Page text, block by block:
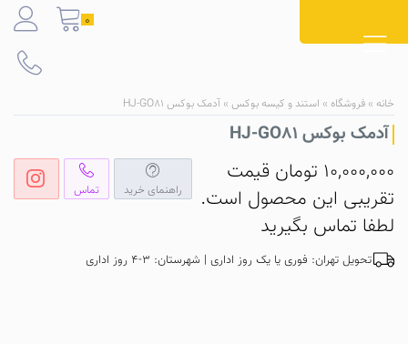
content
0
خانه » فروشگاه » استند و کیسه بوکس » آدمک بوکس HJ-GO81
آدمک بوکس HJ-GO81
راهنمای خرید تماس
10,000,000 تومان قیمت
تقریبی این محصول است.
لطفا تماس بگیرید
تحویل تهران: فوری یا یک روز اداری | شهرستان: 3-4 روز اداری